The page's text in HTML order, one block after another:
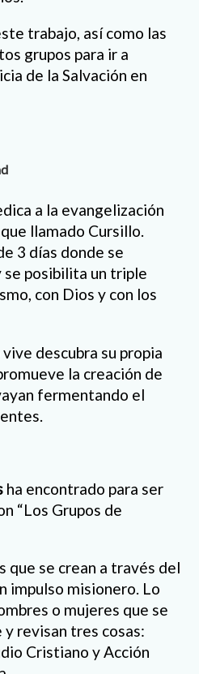
trabajo, así como las
grupos para ir a
de la Salvación en
a la evangelización
llamado Cursillo.
3 días donde se
se posibilita un triple
con Dios y con los
descubra su propia
la creación de
fermentando el
ha encontrado para ser
“Los Grupos de
que se crean a través del
impulso misionero. Lo
o mujeres que se
revisan tres cosas:
Cristiano y Acción